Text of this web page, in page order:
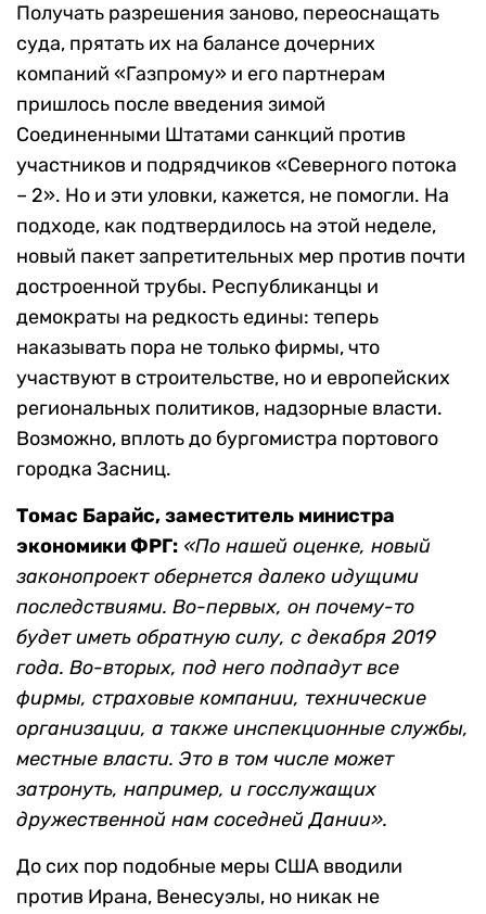
Получать разрешения заново, переоснащать
суда, прятать их на балансе дочерних
компаний «Газпрому» и его партнерам
пришлось после введения зимой
Соединенными Штатами санкций против
участников и подрядчиков «Северного потока
– 2». Но и эти уловки, кажется, не помогли. На
подходе, как подтвердилось на этой неделе,
новый пакет запретительных мер против почти
достроенной трубы. Республиканцы и
демократы на редкость едины: теперь
наказывать пора не только фирмы, что
участвуют в строительстве, но и европейских
региональных политиков, надзорные власти.
Возможно, вплоть до бургомистра портового
городка Засниц.
Томас Барайс, заместитель министра
экономики ФРГ: «По нашей оценке, новый
законопроект обернется далеко идущими
последствиями. Во-первых, он почему-то
будет иметь обратную силу, с декабря 2019
года. Во-вторых, под него подпадут все
фирмы, страховые компании, технические
организации, а также инспекционные службы,
местные власти. Это в том числе может
затронуть, например, и госслужащих
дружественной нам соседней Дании».
До сих пор подобные меры США вводили
против Ирана, Венесуэлы, но никак не